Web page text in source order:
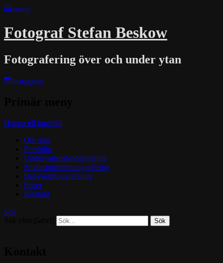
meny
Fotograf Stefan Beskow
Fotografering över och under ytan
Instagram
Hoppa till innehåll
Om mig
Portfolio
Undervattensfotografering
Studie/porträttfotografering
Babysimfotografering
Priser
Kontakt
Sök